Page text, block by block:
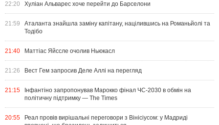
22:20 Хуліан Альварес хоче перейти до Барселони
21:59
Аталанта знайшла заміну капітану, націлившись на Романьйолі та
Тодібо
21:40 Маттіас Яйссле очолив Ньюкасл
21:26 Вест Гем запросив Деле Аллі на перегляд
21:15
Інфантіно запропонував Марокко фінал ЧС-2030 в обмін на
політичну підтримку — The Times
20:55
Реал провів вирішальні переговори з Вінісіусом: у Мадриді